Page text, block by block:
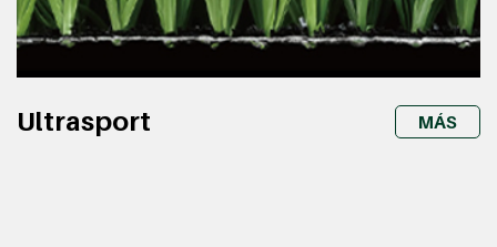
Ultrasport MÁS